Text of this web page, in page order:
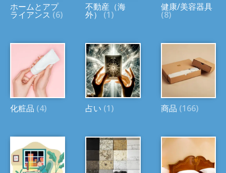
ホームとアプ
ライアンス (6)
不動産（海
外） (1)
健康/美容器具
(8)
化粧品 (4) 占い (1) 商品 (166)